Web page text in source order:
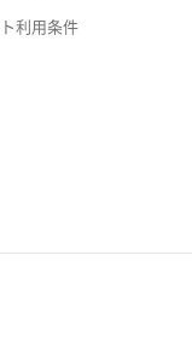
利用条件